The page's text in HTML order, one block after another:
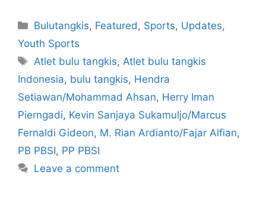
Bulutangkis, Featured , Sports, Updates,
Youth Sports
Atlet bulu tangkis, Atlet bulu tangkis
Indonesia, bulu tangkis, Hendra
Setiawan/Mohammad Ahsan, Herry Iman
Pierngadi, Kevin Sanjaya Sukamuljo/Marcus
Fernaldi Gideon, M. Rian Ardianto/Fajar Alfian,
PB PBSI, PP PBSI
Leave a comment